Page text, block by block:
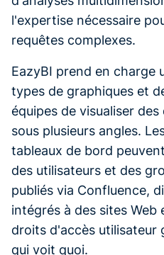
l'expertise nécessaire
requêtes complexes.
EazyBI prend en charge
types de graphiques et
équipes de visualiser
sous plusieurs angles.
tableaux de bord
des utilisateurs et des
publiés via Confluence,
intégrés à des sites Web
droits d'accès utilisateur
qui voit quoi.